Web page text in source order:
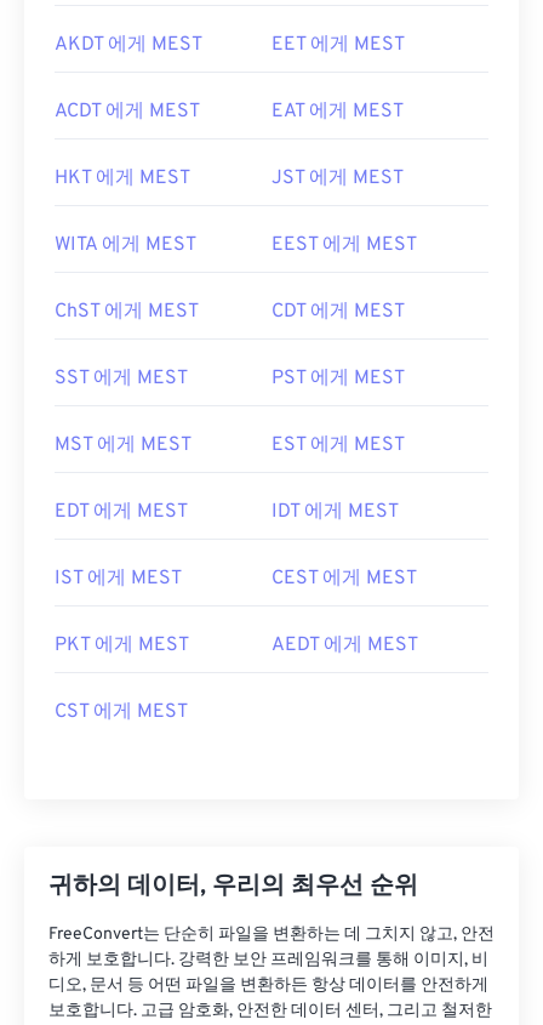
AKDT 에게 MEST EET 에게 MEST
ACDT 에게 MEST EAT 에게 MEST
HKT 에게 MEST JST 에게 MEST
WITA 에게 MEST EEST 에게 MEST
ChST 에게 MEST CDT 에게 MEST
SST 에게 MEST PST 에게 MEST
MST 에게 MEST EST 에게 MEST
EDT 에게 MEST IDT 에게 MEST
IST 에게 MEST CEST 에게 MEST
PKT 에게 MEST AEDT 에게 MEST
CST 에게 MEST
귀하의 데이터, 우리의 최우선 순위
FreeConvert는 단순히 파일을 변환하는 데 그치지 않고, 안전
하게 보호합니다. 강력한 보안 프레임워크를 통해 이미지, 비
디오, 문서 등 어떤 파일을 변환하든 항상 데이터를 안전하게
보호합니다. 고급 암호화, 안전한 데이터 센터, 그리고 철저한